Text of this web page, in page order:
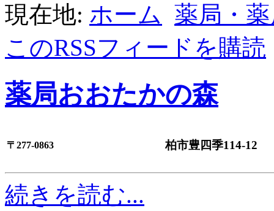
現在地: ホーム 薬局・
このRSSフィードを購読
薬局おおたかの森
〒277-0863 柏市豊四季114-12
続きを読む...